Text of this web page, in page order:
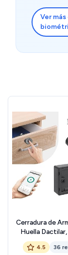
Ver
Cerradura de
Huella
Cerradura
Inteligente con
4.5 36